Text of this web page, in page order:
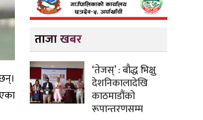
ताजा खबर
‘तेजस्’ : बौद्ध भिक्षु
देशनिकालादेखि
काठमाडौंको
रूपान्तरणसम्म